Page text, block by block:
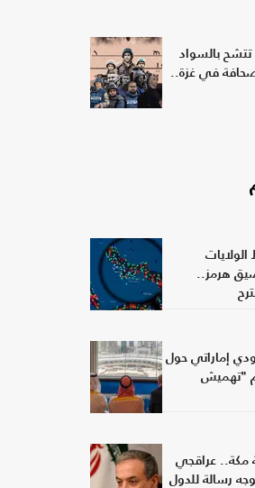
تتشح بالسواد
في غزة..
هرمز..
إماراتي حول
"تهميش
مكة.. عراقجي
رسالة للدول